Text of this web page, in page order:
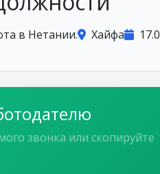
в Нетании. Хайфа
звонка или скопируйте